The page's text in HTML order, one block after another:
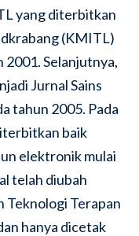
yang diterbitkan
(KMITL)
Selanjutnya,
Jurnal Sains
tahun 2005. Pada
baik
elektronik mulai
telah diubah
Teknologi Terapan
hanya dicetak